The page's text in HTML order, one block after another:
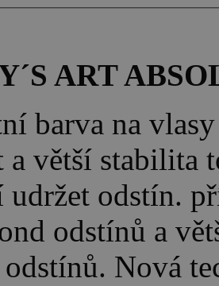
ART
barva na
větší stabilita
udržet odstín.
odstínů a
odstínů. Nová